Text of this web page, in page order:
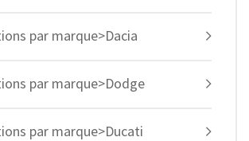
par marque>Dacia
par marque>Dodge
par marque>Ducati